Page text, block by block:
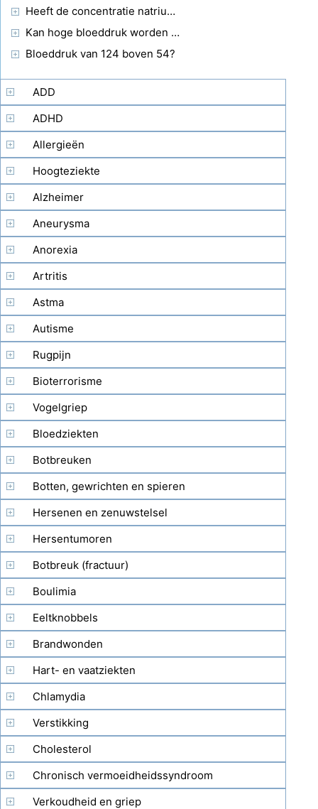
Heeft de concentratie natriumionen in het plasma invloed op de osmotische druk in het bloed?
Kan hoge bloeddruk worden veroorzaakt door hypercarbia?
Bloeddruk van 124 boven 54?
ADD
ADHD
Allergieën
Hoogteziekte
Alzheimer
Aneurysma
Anorexia
Artritis
Astma
Autisme
Rugpijn
Bioterrorisme
Vogelgriep
Bloedziekten
Botbreuken
Botten, gewrichten en spieren
Hersenen en zenuwstelsel
Hersentumoren
Botbreuk (fractuur)
Boulimia
Eeltknobbels
Brandwonden
Hart- en vaatziekten
Chlamydia
Verstikking
Cholesterol
Chronisch vermoeidheidssyndroom
Verkoudheid en griep